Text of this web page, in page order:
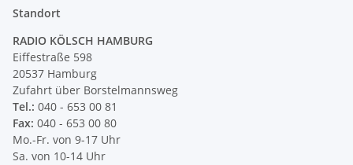
Standort
RADIO KÖLSCH HAMBURG
Eiffestraße 598
20537 Hamburg
Zufahrt über Borstelmannsweg
Tel.: 040 - 653 00 81
Fax: 040 - 653 00 80
Mo.-Fr. von 9-17 Uhr
Sa. von 10-14 Uhr